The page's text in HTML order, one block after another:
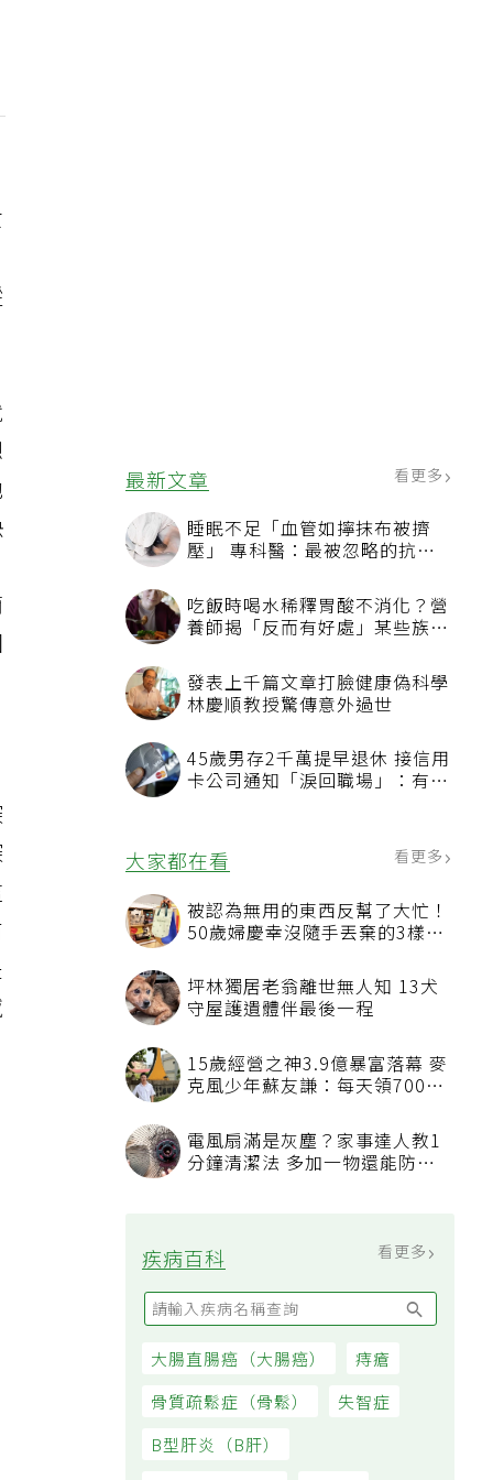
最新文章 看更多
睡眠不足「血管如擰抹布被擠
壓」 專科醫：最被忽略的抗老
吃飯時喝水稀釋胃酸不消化？營
養師揭「反而有好處」某些族群
發表上千篇文章打臉健康偽科學
林慶順教授驚傳意外過世
45歲男存2千萬提早退休 接信用
卡公司通知「淚回職場」：有錢
大家都在看
被認為無用的東西反幫了大忙！
50歲婦慶幸沒隨手丟棄的3樣物
坪林獨居老翁離世無人知 13犬
守屋護遺體伴最後一程
15歲經營之神3.9億暴富落幕 麥
克風少年蘇友謙：每天領700元
電風扇滿是灰塵？家事達人教1
疾病百科